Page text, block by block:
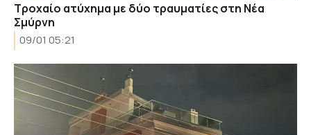
Τροχαίο ατύχημα με δύο τραυματίες στη Νέα
Σμύρνη
09/01 05:21